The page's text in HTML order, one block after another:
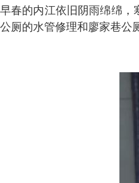
早春的内江依旧阴雨绵绵
公厕的水管修理和廖家巷公